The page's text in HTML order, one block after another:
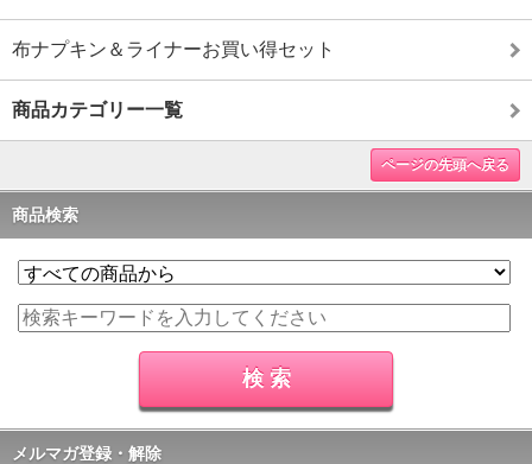
布ナプキン＆ライナーお買い得セット
商品カテゴリー一覧
ページの先頭へ戻る
商品検索
メルマガ登録・解除